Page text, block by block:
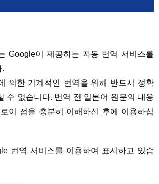
Google이 제공하는 자동 번역 서비스를
.
의한 기계적인 번역을 위해 반드시 정확
수 없습니다. 번역 전 일본어 원문의 내용
이 점을 충분히 이해하신 후에 이용하십
번역 서비스를 이용하여 표시하고 있습